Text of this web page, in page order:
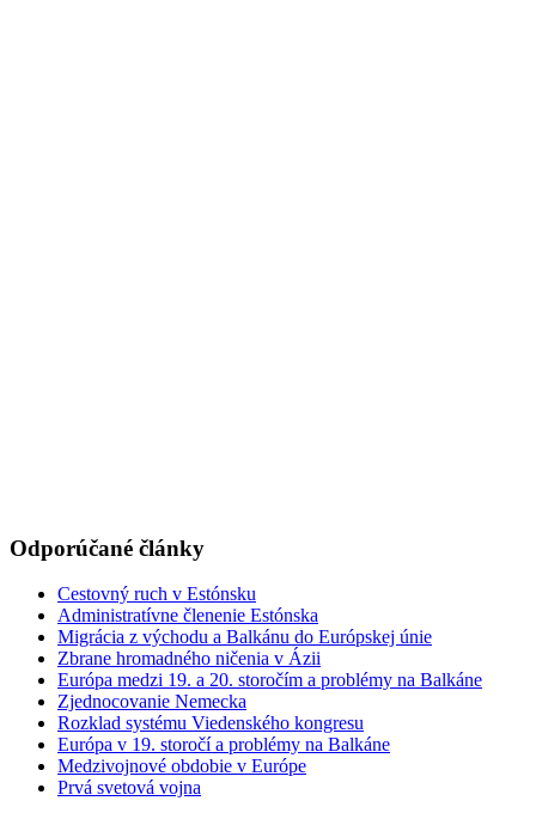
Odporúčané články
Cestovný ruch v Estónsku
Administratívne členenie Estónska
Migrácia z východu a Balkánu do Európskej únie
Zbrane hromadného ničenia v Ázii
Európa medzi 19. a 20. storočím a problémy na Balkáne
Zjednocovanie Nemecka
Rozklad systému Viedenského kongresu
Európa v 19. storočí a problémy na Balkáne
Medzivojnové obdobie v Európe
Prvá svetová vojna